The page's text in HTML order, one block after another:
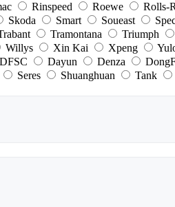
Rinspeed Roewe Rolls-
Skoda Smart Soueast
Tramontana Triumph
Willys Xin Kai Xpeng
DFSC Dayun Denza
Seres Shuanghuan Tank